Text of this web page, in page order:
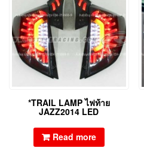
*TRAIL LAMP ไฟท้าย
JAZZ2014 LED
Read more